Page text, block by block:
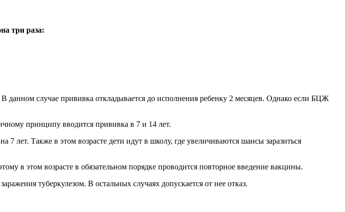
три раза:
данном случае прививка откладывается до исполнения ребенку 2 месяцев. Однако если БЦЖ
принципу вводится прививка в 7 и 14 лет.
7 лет. Также в этом возрасте дети идут в школу, где увеличиваются шансы заразиться
в этом возрасте в обязательном порядке проводится повторное введение вакцины.
туберкулезом. В остальных случаях допускается от нее отказ.